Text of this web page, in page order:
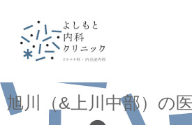
ツ
へ
旭川（&上川中部）の